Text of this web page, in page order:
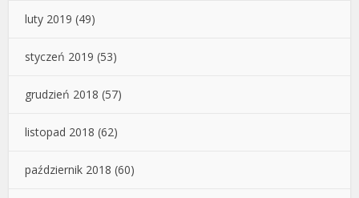
luty 2019 (49)
styczeń 2019 (53)
grudzień 2018 (57)
listopad 2018 (62)
październik 2018 (60)